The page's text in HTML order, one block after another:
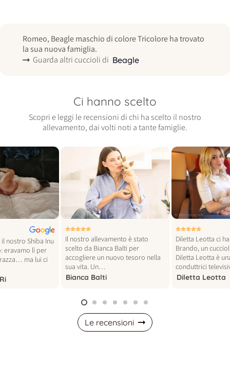
Romeo, Beagle maschio di colore Tricolore ha trovato
la sua nuova famiglia.
Guarda altri cuccioli di Beagle
Ci hanno scelto
Scopri e leggi le recensioni di chi ha scelto il nostro
allevamento, dai volti noti a tante famiglie.
nostro Shiba Inu
eravamo lì per
ma lui ci
© foto vogue italia
Il nostro allevamento è stato
scelto da Bianca Balti per
accogliere un nuovo tesoro nella
sua vita. Un…
Bianca Balti
© foto instagram
Diletta Leotta ci
Brando, un
Diletta Leotta è
conduttrici
Diletta Leotta
Le recensioni